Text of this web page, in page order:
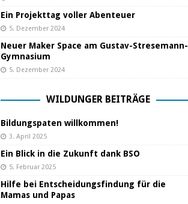
Ein Projekttag voller Abenteuer
5. Dezember 2024
Neuer Maker Space am Gustav-Stresemann-
Gymnasium
5. Dezember 2024
WILDUNGER BEITRÄGE
Bildungspaten willkommen!
3. April 2025
Ein Blick in die Zukunft dank BSO
5. Februar 2025
Hilfe bei Entscheidungsfindung für die
Mamas und Papas